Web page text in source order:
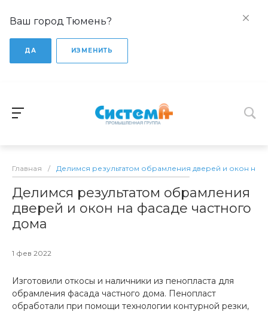
Ваш город Тюмень?
ДА ИЗМЕНИТЬ
Главная / Делимся результатом обрамления дверей и окон на
Делимся результатом обрамления
дверей и окон на фасаде частного
дома
1 фев 2022
Изготовили откосы и наличники из пенопласта для
обрамления фасада частного дома. Пенопласт
обработали при помощи технологии контурной резки,